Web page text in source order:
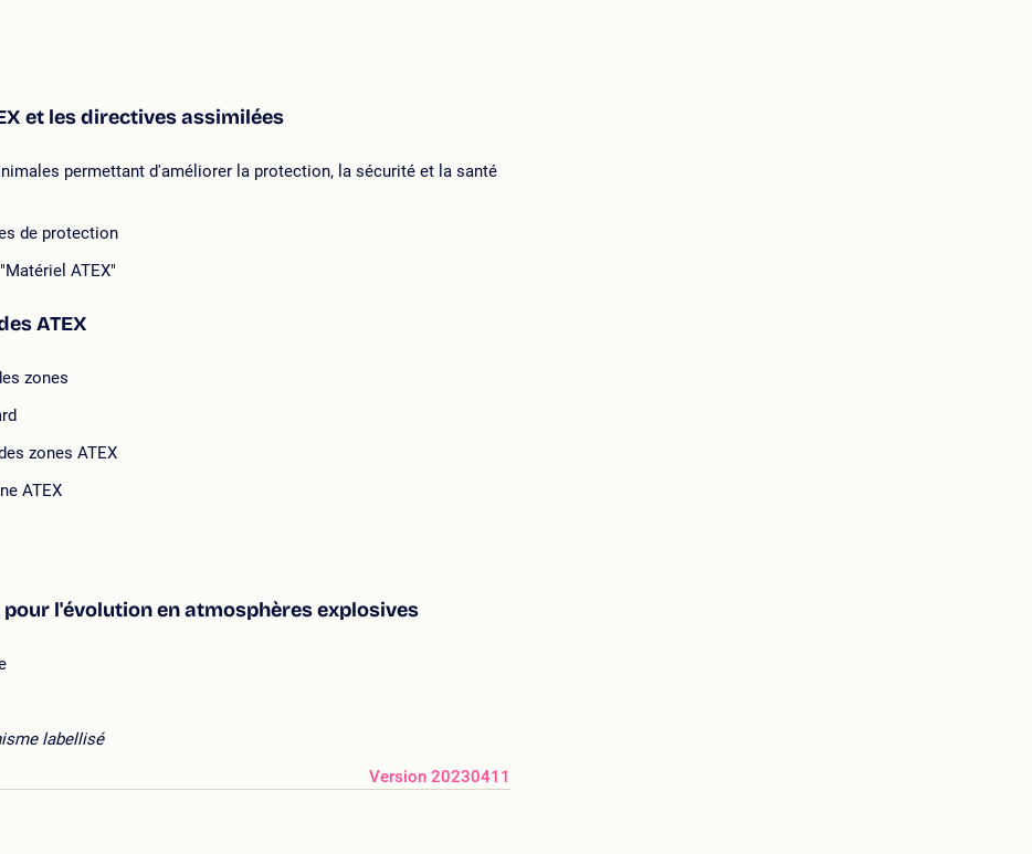
et les directives assimilées
permettant d'améliorer la protection, la sécurité et la santé
de protection
ATEX"
ATEX
zones
zones ATEX
ATEX
l'évolution en atmosphères explosives
labellisé
Version 20230411